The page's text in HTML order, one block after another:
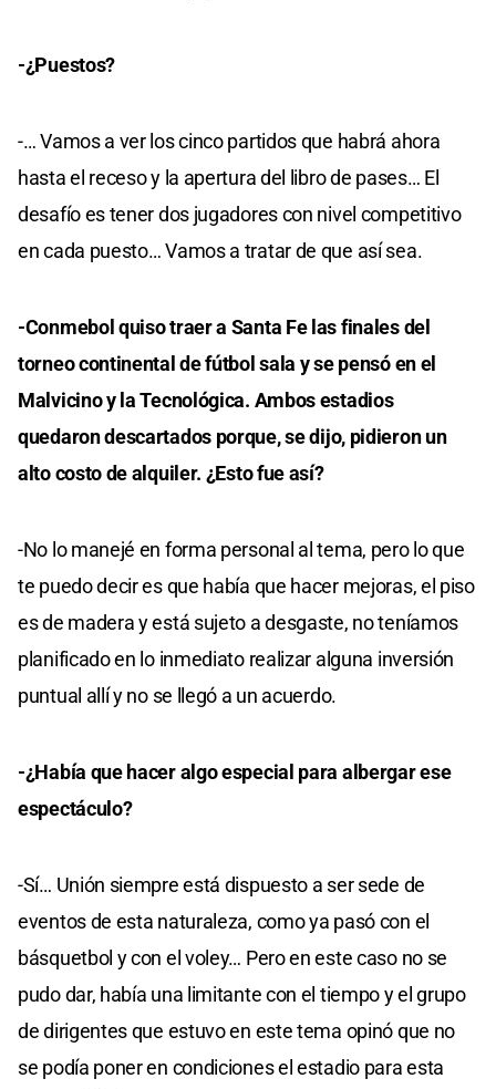
-¿Puestos?
-… Vamos a ver los cinco partidos que habrá ahora
hasta el receso y la apertura del libro de pases… El
desafío es tener dos jugadores con nivel competitivo
en cada puesto… Vamos a tratar de que así sea.
-Conmebol quiso traer a Santa Fe las finales del
torneo continental de fútbol sala y se pensó en el
Malvicino y la Tecnológica. Ambos estadios
quedaron descartados porque, se dijo, pidieron un
alto costo de alquiler. ¿Esto fue así?
-No lo manejé en forma personal al tema, pero lo que
te puedo decir es que había que hacer mejoras, el piso
es de madera y está sujeto a desgaste, no teníamos
planificado en lo inmediato realizar alguna inversión
puntual allí y no se llegó a un acuerdo.
-¿Había que hacer algo especial para albergar ese
espectáculo?
-Sí… Unión siempre está dispuesto a ser sede de
eventos de esta naturaleza, como ya pasó con el
básquetbol y con el voley… Pero en este caso no se
pudo dar, había una limitante con el tiempo y el grupo
de dirigentes que estuvo en este tema opinó que no
se podía poner en condiciones el estadio para esta